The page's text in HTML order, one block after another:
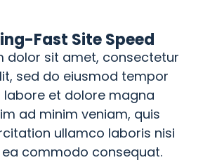
Fast Site Speed
dolor sit amet, consectetur
sed do eiusmod tempor
labore et dolore magna
ad minim veniam, quis
ullamco laboris nisi
ea commodo consequat.